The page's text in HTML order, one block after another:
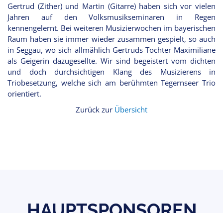
Gertrud (Zither) und Martin (Gitarre) haben sich vor vielen
Jahren auf den Volksmusikseminaren in Regen
kennengelernt. Bei weiteren Musizierwochen im bayerischen
Raum haben sie immer wieder zusammen gespielt, so auch
in Seggau, wo sich allmählich Gertruds Tochter Maximiliane
als Geigerin dazugesellte. Wir sind begeistert vom dichten
und doch durchsichtigen Klang des Musizierens in
Triobesetzung, welche sich am berühmten Tegernseer Trio
orientiert.
Zurück zur Übersicht